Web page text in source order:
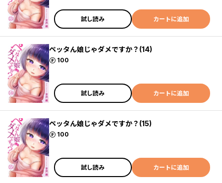
試し読み カートに追加
ペッタん娘じゃダメですか？(14)
100
ポイント
試し読み カートに追加
ペッタん娘じゃダメですか？(15)
100
ポイント
試し読み カートに追加